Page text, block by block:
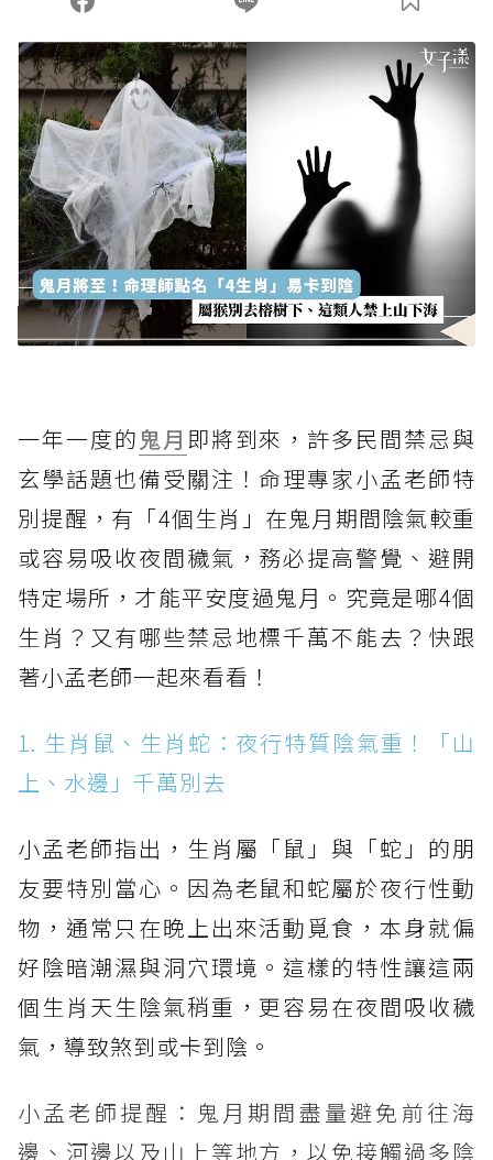
一年一度的鬼月 即將到來，許多民間禁忌與
玄學話題也備受關注！命理專家小孟老師特
別提醒，有「4個生肖」在鬼月期間陰氣較重
或容易吸收夜間穢氣，務必提高警覺、避開
特定場所，才能平安度過鬼月。究竟是哪4個
生肖？又有哪些禁忌地標千萬不能去？快跟
著小孟老師一起來看看！
1. 生肖鼠、生肖蛇：夜行特質陰氣重！「山
上、水邊」千萬別去
小孟老師指出，生肖屬「鼠」與「蛇」的朋
友要特別當心。因為老鼠和蛇屬於夜行性動
物，通常只在晚上出來活動覓食，本身就偏
好陰暗潮濕與洞穴環境。這樣的特性讓這兩
個生肖天生陰氣稍重，更容易在夜間吸收穢
氣，導致煞到或卡到陰。
小孟老師提醒：鬼月期間盡量避免前往海
邊、河邊以及山上等地方，以免接觸過多陰